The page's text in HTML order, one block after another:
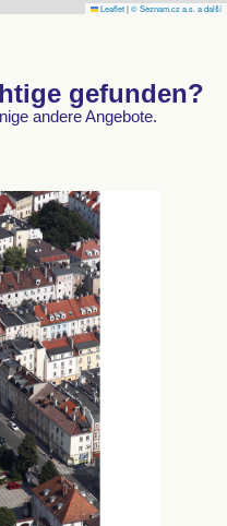
Leaflet|© Seznam.cz a.s. a další
gefunden?
andere Angebote.